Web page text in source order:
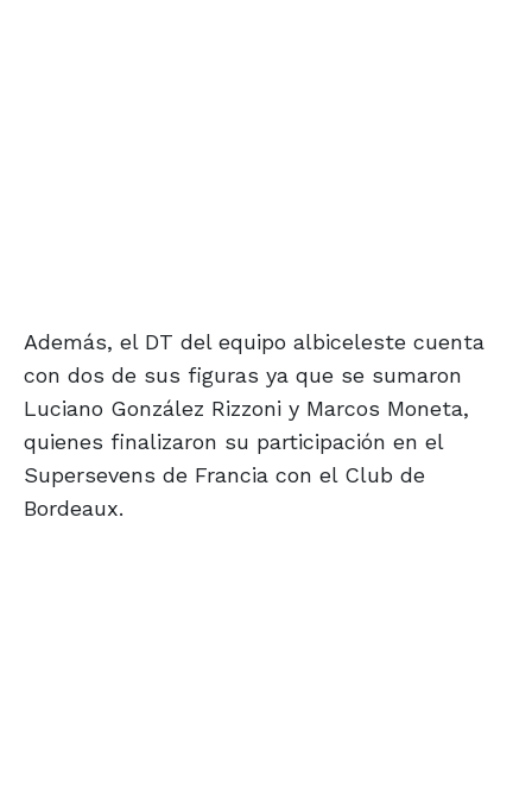
Además, el DT del equipo albiceleste cuenta
con dos de sus figuras ya que se sumaron
Luciano González Rizzoni y Marcos Moneta,
quienes finalizaron su participación en el
Supersevens de Francia con el Club de
Bordeaux.